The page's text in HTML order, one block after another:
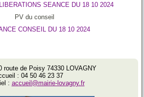
SEANCE DU 18 10 2024
PV du conseil
CONSEIL DU 18 10 2024
route de Poisy 74330 LOVAGNY
: 04 50 46 23 37
: accueil@mairie-lovagny.fr